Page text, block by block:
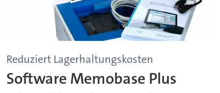
Reduziert Lagerhaltungskosten
Software Memobase Plus